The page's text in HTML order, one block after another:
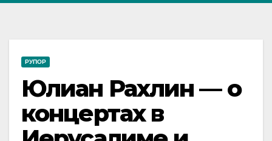
РУПОР
Юлиан Рахлин — о
концертах в